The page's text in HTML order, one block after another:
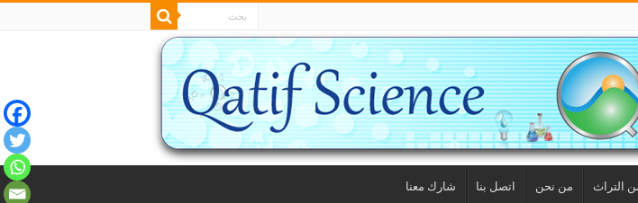
التراث من نحن اتصل بنا شارك معنا